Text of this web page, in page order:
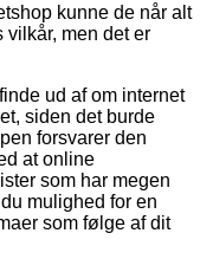
kunne de når alt
vilkår, men det er
ud af om internet
siden det burde
forsvarer den
at online
som har megen
mulighed for en
som følge af dit